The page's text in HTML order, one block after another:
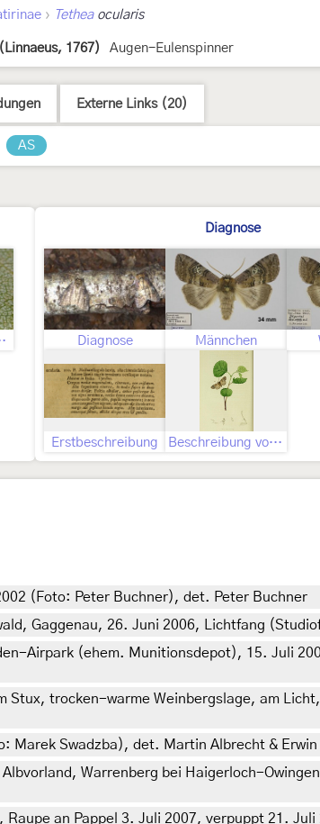
› Tetheaocularis
(Linnaeus, 1767) Augen-Eulenspinner
Externe Links (20)
AS
Diagnose
Diagnose Männchen
Erstbeschreibung Beschreibung von John Curtis als Tethea octogena
(Foto: Peter Buchner), det. Peter Buchner
Gaggenau, 26. Juni 2006, Lichtfang
Airpark (ehem. Munitionsdepot), 15. Juli
Stux, trocken-warme Weinbergslage, am
Marek Swadzba), det. Martin Albrecht & Erwin
Warrenberg bei Haigerloch-
Raupe an Pappel 3. Juli 2007, verpuppt 21.